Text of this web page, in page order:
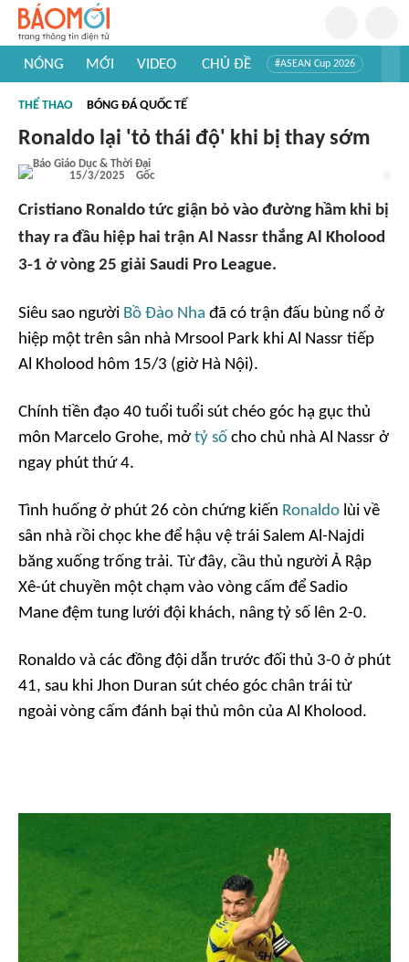
NÓNG MỚI VIDEO CHỦ ĐỀ #ASEAN Cup 2026
#Khám phá thế giới
THỂ THAO BÓNG ĐÁ QUỐC TẾ
Ronaldo lại 'tỏ thái độ' khi bị thay sớm
15/3/2025 Gốc
Cristiano Ronaldo tức giận bỏ vào đường hầm khi bị
thay ra đầu hiệp hai trận Al Nassr thắng Al Kholood
3-1 ở vòng 25 giải Saudi Pro League.
Siêu sao người Bồ Đào Nha đã có trận đấu bùng nổ ở
hiệp một trên sân nhà Mrsool Park khi Al Nassr tiếp
Al Kholood hôm 15/3 (giờ Hà Nội).
Chính tiền đạo 40 tuổi tuổi sút chéo góc hạ gục thủ
môn Marcelo Grohe, mở tỷ số cho chủ nhà Al Nassr ở
ngay phút thứ 4.
Tình huống ở phút 26 còn chứng kiến Ronaldo lùi về
sân nhà rồi chọc khe để hậu vệ trái Salem Al-Najdi
băng xuống trống trải. Từ đây, cầu thủ người Ả Rập
Xê-út chuyền một chạm vào vòng cấm để Sadio
Mane đệm tung lưới đội khách, nâng tỷ số lên 2-0.
Ronaldo và các đồng đội dẫn trước đối thủ 3-0 ở phút
41, sau khi Jhon Duran sút chéo góc chân trái từ
ngoài vòng cấm đánh bại thủ môn của Al Kholood.